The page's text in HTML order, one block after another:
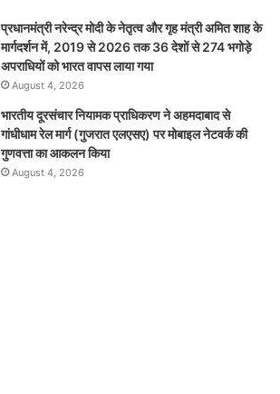
प्रधानमंत्री नरेन्द्र मोदी के नेतृत्व और गृह मंत्री अमित शाह के
मार्गदर्शन में, 2019 से 2026 तक 36 देशों से 274 भगोड़े
अपराधियों को भारत वापस लाया गया
August 4, 2026
भारतीय दूरसंचार नियामक प्राधिकरण ने अहमदाबाद से
गांधीधाम रेल मार्ग (गुजरात एलएसए) पर मोबाइल नेटवर्क की
गुणवत्ता का आकलन किया
August 4, 2026